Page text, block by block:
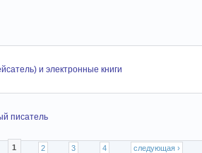
и электронные книги
писатель
1 2 3 4 следующая ›